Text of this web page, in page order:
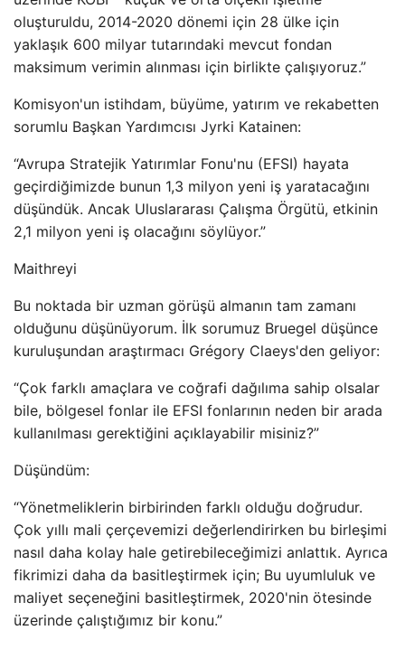
oluşturuldu, 2014-2020 dönemi için 28 ülke için
yaklaşık 600 milyar tutarındaki mevcut fondan
maksimum verimin alınması için birlikte çalışıyoruz.”
Komisyon'un istihdam, büyüme, yatırım ve rekabetten
sorumlu Başkan Yardımcısı Jyrki Katainen:
“Avrupa Stratejik Yatırımlar Fonu'nu (EFSI) hayata
geçirdiğimizde bunun 1,3 milyon yeni iş yaratacağını
düşündük. Ancak Uluslararası Çalışma Örgütü, etkinin
2,1 milyon yeni iş olacağını söylüyor.”
Maithreyi
Bu noktada bir uzman görüşü almanın tam zamanı
olduğunu düşünüyorum. İlk sorumuz Bruegel düşünce
kuruluşundan araştırmacı Grégory Claeys'den geliyor:
“Çok farklı amaçlara ve coğrafi dağılıma sahip olsalar
bile, bölgesel fonlar ile EFSI fonlarının neden bir arada
kullanılması gerektiğini açıklayabilir misiniz?”
Düşündüm:
“Yönetmeliklerin birbirinden farklı olduğu doğrudur.
Çok yıllı mali çerçevemizi değerlendirirken bu birleşimi
nasıl daha kolay hale getirebileceğimizi anlattık. Ayrıca
fikrimizi daha da basitleştirmek için; Bu uyumluluk ve
maliyet seçeneğini basitleştirmek, 2020'nin ötesinde
üzerinde çalıştığımız bir konu.”